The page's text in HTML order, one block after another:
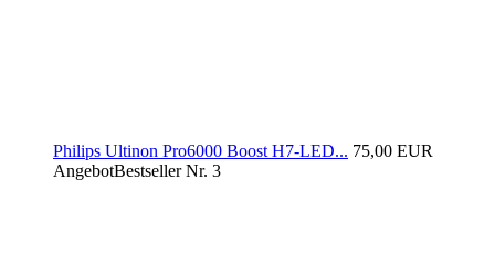
Philips Ultinon Pro6000 Boost H7-LED... 75,00 EUR
AngebotBestseller Nr. 3